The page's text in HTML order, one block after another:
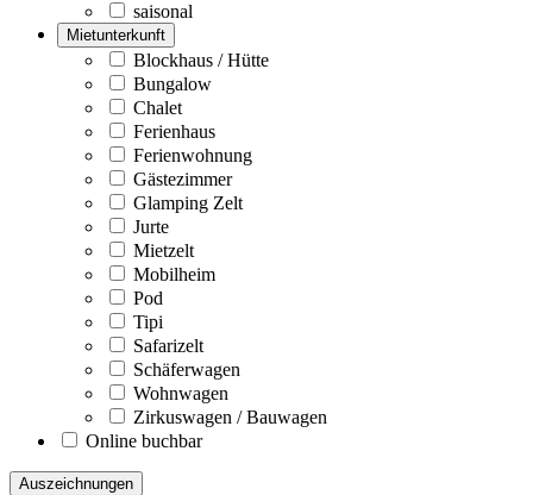
saisonal
Mietunterkunft
Blockhaus / Hütte
Bungalow
Chalet
Ferienhaus
Ferienwohnung
Gästezimmer
Glamping Zelt
Jurte
Mietzelt
Mobilheim
Pod
Tipi
Safarizelt
Schäferwagen
Wohnwagen
Zirkuswagen / Bauwagen
Online buchbar
Auszeichnungen